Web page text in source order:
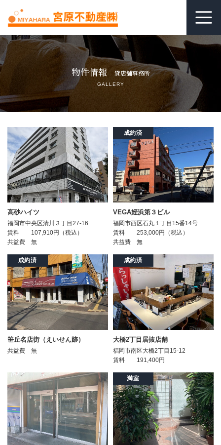
ホーム
借りる
貸す
関連リンク
空室管理オンライン相談
よくあるご質問
会社情報
居抜き物件 無料査定
お問い合わせ
プライバシーポリシー
お知らせ
補助金情報
お客様の声
物件一覧
物件情報 貸店舗事務所
GALLERY
高砂ハイツ
福岡市中央区清川３丁目27-16
賃料
107,910円（税込）
共益費
無
成約済
VEGA姪浜第３ビル
福岡市西区石丸１丁目15番14号
賃料
253,000円（税込）
共益費
無
成約済
笹丘名店街（えいせん跡）
共益費 無
成約済
大橋2丁目居抜店舗
福岡市南区大橋2丁目15-12
賃料
191,400円
満室